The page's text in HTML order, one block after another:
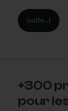
(suite…)
+300
pour